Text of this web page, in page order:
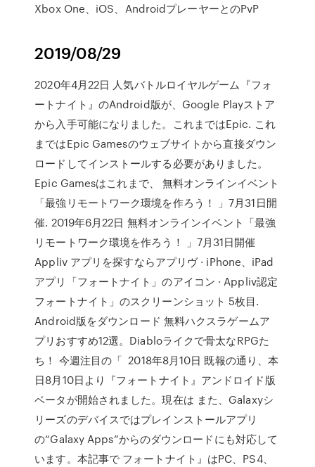
Xbox One、iOS、AndroidプレーヤーとのPvP
2019/08/29
2020年4月22日 人気バトルロイヤルゲーム『フォ
ートナイト』のAndroid版が、Google Playストア
から入手可能になりました。これまではEpic. これ
まではEpic Gamesのウェブサイトから直接ダウン
ロードしてインストールする必要がありました。
Epic Gamesはこれまで、 無料オンラインイベント
「最強リモートワーク環境を作ろう！ 」7月31日開
催. 2019年6月22日 無料オンラインイベント「最強
リモートワーク環境を作ろう！ 」7月31日開催
Appliv アプリを探すならアプリヴ · iPhone、iPad
アプリ「フォートナイト」のアイコン · Appliv認定
フォートナイト」のスクリーンショット 5枚目.
Android版をダウンロード 無料ハクスラゲームア
プリおすすめ12選。Diabloライクで骨太なRPGた
ち！ 今週注目の「 2018年8月10日 既報の通り、本
日8月10日より『フォートナイト』アンドロイド版
ベータが開始されました。現在は また、Galaxyシ
リーズのデバイスではプレインストールアプリ
の“Galaxy Apps”からのダウンロードにも対応して
います。本記事で フォートナイト』はPC、PS4、